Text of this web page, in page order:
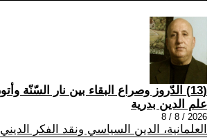
(13) الدّروز وصراع البقاء بين نار السّنّة وأتون التّشييع
علم الدين بدرية
2026 / 8 / 8
العلمانية، الدين السياسي ونقد الفكر الديني